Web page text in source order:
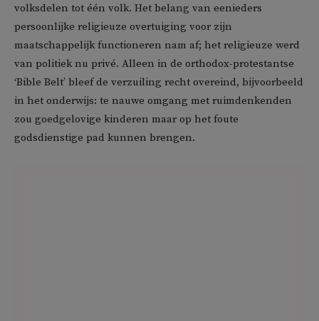
volksdelen tot één volk. Het belang van eenieders
persoonlijke religieuze overtuiging voor zijn
maatschappelijk functioneren nam af; het religieuze werd
van politiek nu privé. Alleen in de orthodox-protestantse
‘Bible Belt’ bleef de verzuiling recht overeind, bijvoorbeeld
in het onderwijs: te nauwe omgang met ruimdenkenden
zou goedgelovige kinderen maar op het foute
godsdienstige pad kunnen brengen.